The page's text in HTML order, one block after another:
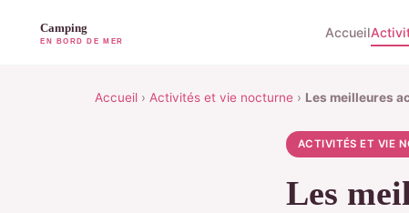
Accueil
Accueil › Activités et vie nocturne › Les meilleures
ACTIVITÉS ET VIE
Les